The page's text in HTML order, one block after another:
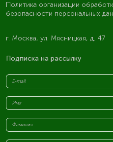
Политика организации
безопасности персональных
г. Москва, ул. Мясницкая, д. 47
Подписка на рассылку